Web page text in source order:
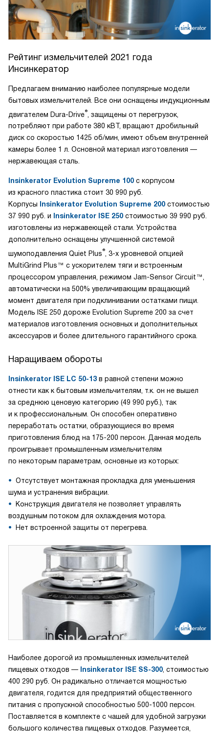
Рейтинг измельчителей 2021 года
Инсинкератор
Предлагаем вниманию наиболее популярные модели
бытовых измельчителей. Все они оснащены индукционным
двигателем Dura-Drive® , защищены от перегрузок,
потребляют при работе 380 кВТ, вращают дробильный
диск со скоростью 1425 об/мин, имеют объем внутренней
камеры более 1 л. Основной материал изготовления —
нержавеющая сталь.
Insinkerator Evolution Supreme 100 с корпусом
из красного пластика стоит 30 990 руб.
Корпусы
Insinkerator Evolution Supreme 200 стоимостью
37 990 руб. и
Insinkerator ISE 250 стоимостью 39 990 руб.
изготовлены из нержавеющей стали. Устройства
дополнительно оснащены улучшенной системой
шумоподавления Quiet Plus® , 3-х уровневой опцией
MultiGrind Plus™ с ускорителем тяги и встроенным
процессором управления, режимом Jam-Sensor Circuit™,
автоматически на 500% увеличивающим вращающий
момент двигателя при подклинивании остатками пищи.
Модель ISE 250 дороже Evolution Supreme 200 за счет
материалов изготовления основных и дополнительных
аксессуаров и более длительного гарантийного срока.
Наращиваем обороты
Insinkerator ISE LC 50-13 в равной степени можно
отнести как к бытовым измельчителям, т.к. он не вышел
за среднюю ценовую категорию (49 990 руб.), так
и к профессиональным. Он способен оперативно
переработать остатки, образующиеся во время
приготовления блюд на 175-200 персон. Данная модель
проигрывает промышленным измельчителям
по некоторым параметрам, основные из которых:
Отсутствует монтажная прокладка для уменьшения
шума и устранения вибрации.
Конструкция двигателя не позволяет управлять
воздушным потоком для охлаждения мотора.
Нет встроенной защиты от перегрева.
Наиболее дорогой из промышленных измельчителей
пищевых отходов — Insinkerator ISE SS-300 , стоимостью
400 290 руб. Он радикально отличается мощностью
двигателя, годится для предприятий общественного
питания с пропускной способностью 500-1000 персон.
Поставляется в комплекте с чашей для удобной загрузки
большого количества пищевых отходов. Разумеется,